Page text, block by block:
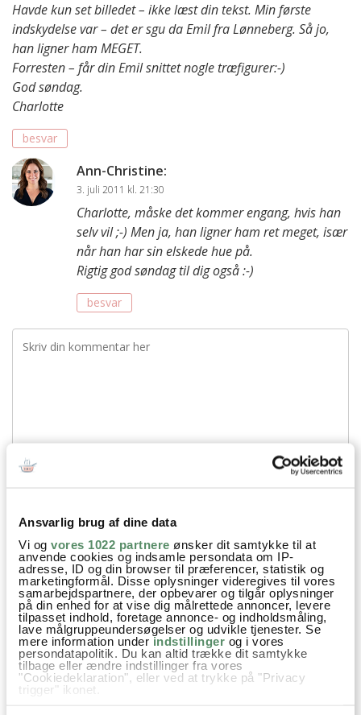
Ansvarlig brug af dine data
Vi og vores 1022 partnere ønsker dit samtykke til at
anvende cookies og indsamle persondata om IP-
adresse, ID og din browser til præferencer, statistik og
marketingformål. Disse oplysninger videregives til vores
samarbejdspartnere, der opbevarer og tilgår oplysninger
på din enhed for at vise dig målrettede annoncer, levere
tilpasset indhold, foretage annonce- og indholdsmåling,
lave målgruppeundersøgelser og udvikle tjenester. Se
mere information underindstillinger og i vores
persondatapolitik. Du kan altid trække dit samtykke
tilbage eller ændre indstillinger fra vores
"Cookiedeklaration", eller ved at trykke på "Privacy
trigger" ikonet.
Havde kun set billedet – ikke læst din tekst. Min første
indskydelse var – det er sgu da Emil fra Lønneberg. Så jo,
han ligner ham MEGET.
Forresten – får din Emil snittet nogle træfigurer:-)
God søndag.
Charlotte
besvar
Ann-Christine:
3. juli 2011 kl. 21:30
Charlotte, måske det kommer engang, hvis han
selv vil ;-) Men ja, han ligner ham ret meget, især
når han har sin elskede hue på.
Rigtig god søndag til dig også :-)
besvar
Din emailadresse vil ikke blive offentliggjort.
SEND